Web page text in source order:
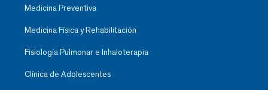
Medicina Preventiva
Medicina Física y Rehabilitación
Fisiología Pulmonar e Inhaloterapia
Clínica de Adolescentes